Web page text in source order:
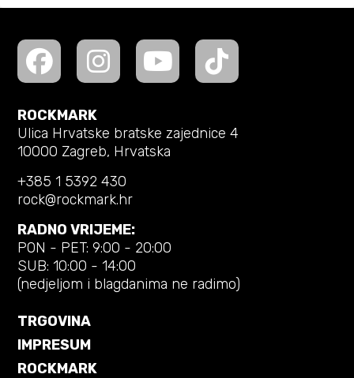
ROCKMARK
Ulica Hrvatske bratske zajednice 4
10000 Zagreb, Hrvatska
+385 1 5392 430
rock@rockmark.hr
RADNO VRIJEME:
PON - PET: 9:00 - 20:00
SUB: 10:00 - 14:00
(nedjeljom i blagdanima ne radimo)
TRGOVINA
IMPRESUM
ROCKMARK